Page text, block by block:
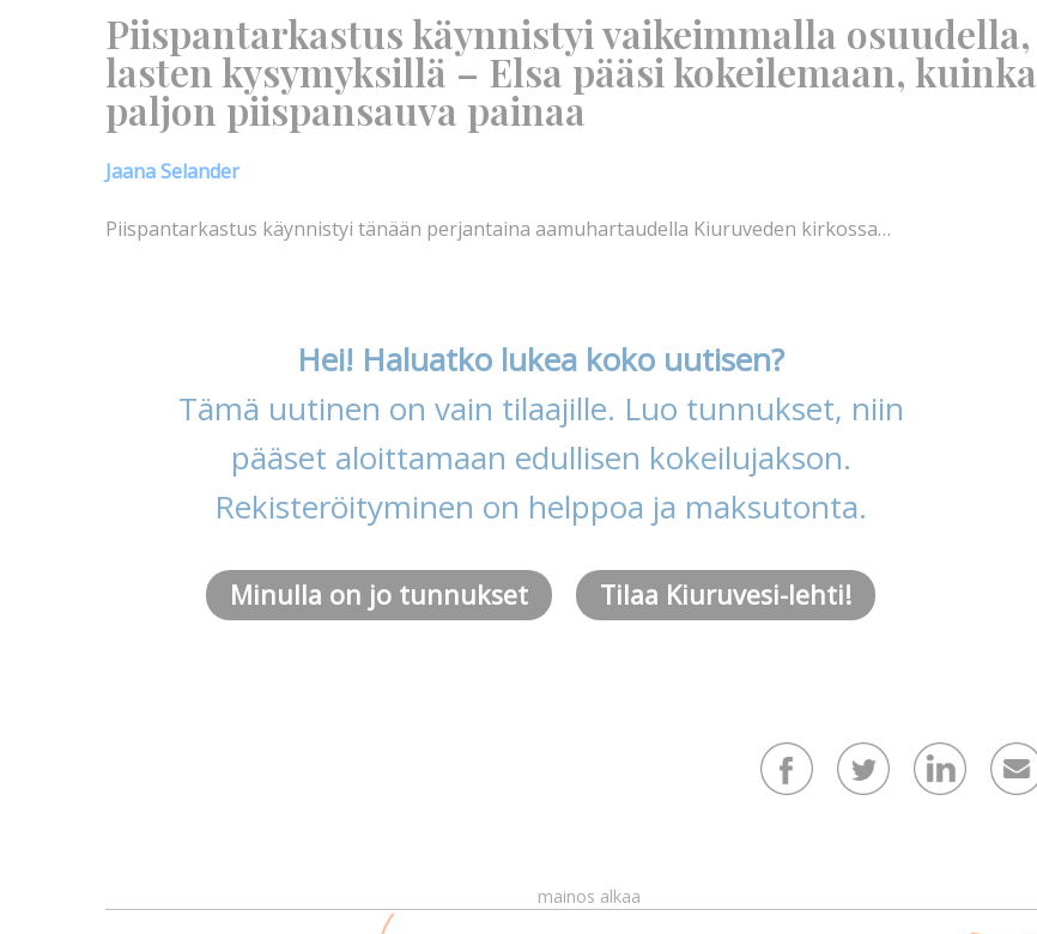
Piispantarkastus käynnistyi vaikeimmalla osuudella,
lasten kysymyksillä – Elsa pääsi kokeilemaan, kuinka
paljon piispansauva painaa
Jaana Selander
Piispantarkastus käynnistyi tänään perjantaina aamuhartaudella Kiuruveden kirkossa…
Hei! Haluatko lukea koko uutisen?
Tämä uutinen on vain tilaajille. Luo tunnukset, niin
pääset aloittamaan edullisen kokeilujakson.
Rekisteröityminen on helppoa ja maksutonta.
Minulla on jo tunnukset Tilaa Kiuruvesi-lehti!
mainos alkaa